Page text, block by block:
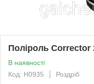
Поліроль Corrector
В наявності
Код: H0935
Роздріб